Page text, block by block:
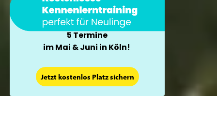
5 Termine
im Mai & Juni in Köln!
Jetzt kostenlos Platz sichern